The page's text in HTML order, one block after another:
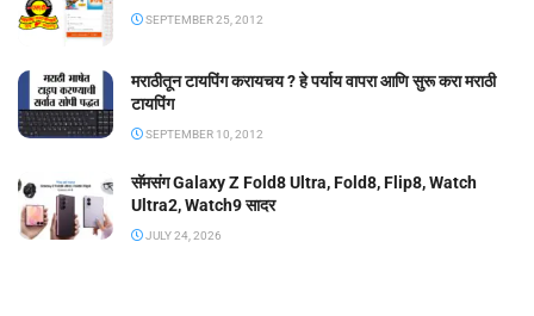
SEPTEMBER 25, 2012
मराठीतून टायपिंग करायचय ? हे पर्याय वापरा आणि सुरू करा मराठी
टायपिंग
SEPTEMBER 10, 2012
सॅमसंग Galaxy Z Fold8 Ultra, Fold8, Flip8, Watch
Ultra2, Watch9 सादर
JULY 24, 2026